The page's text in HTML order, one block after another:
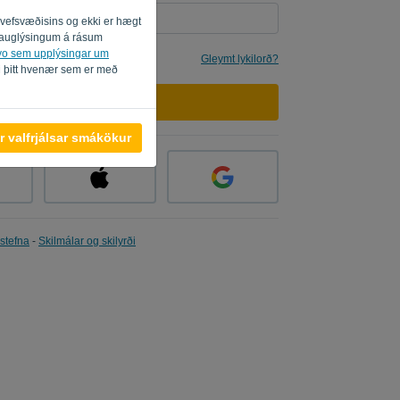
vefsvæðisins og ekki er hægt
á rásum
sem upplýsingar um
þitt hvenær sem er með
valfrjálsar smákökur
Gleymt lykilorð?
- Skilmálar og skilyrði